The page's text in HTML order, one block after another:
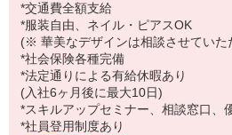
*交通費全額支給
*服装自由、ネイル・ピアスOK
(※ 華美なデザインは相談させていた
*社会保険各種完備
*法定通りによる有給休暇あり
(入社6ヶ月後に最大10日)
*スキルアップセミナー、相談窓口、
*社員登用制度あり